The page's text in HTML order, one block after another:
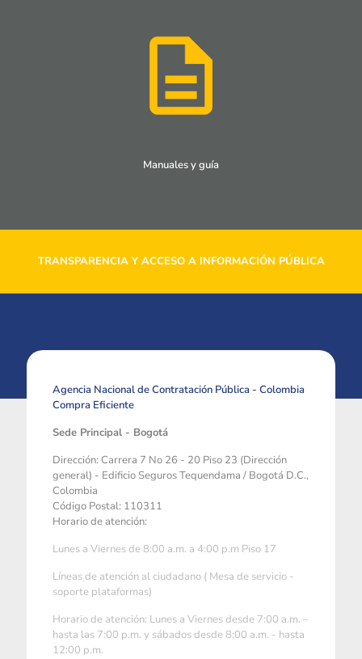
Manuales y guía
TRANSPARENCIA Y ACCESO A INFORMACIÓN PÚBLICA
Agencia Nacional de Contratación Pública - Colombia
Compra Eficiente
Sede Principal - Bogotá
Dirección: Carrera 7 No 26 - 20 Piso 23 (Dirección
general) - Edificio Seguros Tequendama / Bogotá D.C.,
Colombia
Código Postal: 110311
Horario de atención:
Lunes a Viernes de 8:00 a.m. a 4:00 p.m Piso 17
Líneas de atención al ciudadano ( Mesa de servicio -
soporte plataformas)
Horario de atención: Lunes a Viernes desde 7:00 a.m. –
hasta las 7:00 p.m. y sábados desde 8:00 a.m. - hasta
12:00 p.m.